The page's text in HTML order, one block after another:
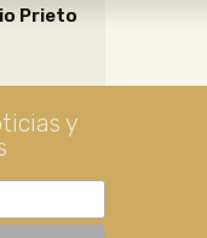
Prieto
y